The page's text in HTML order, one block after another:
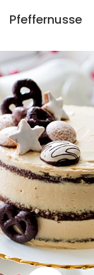
Pfeffernusse